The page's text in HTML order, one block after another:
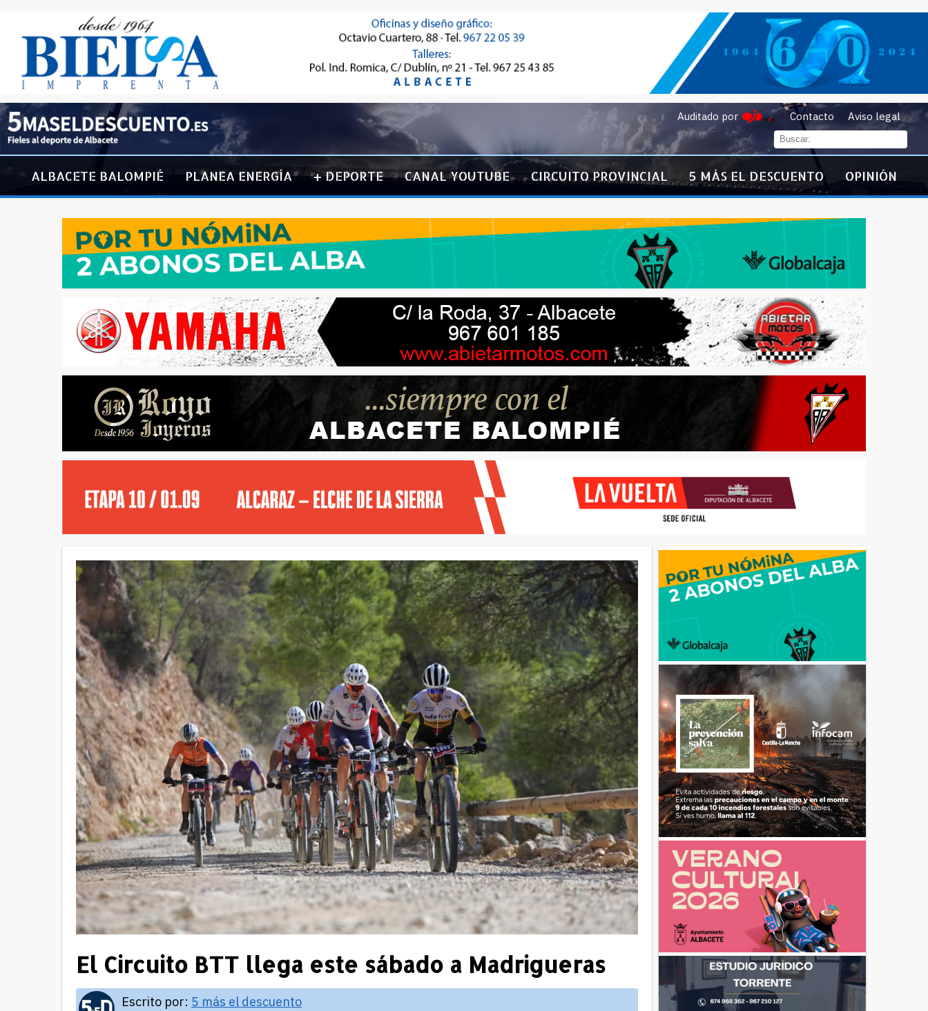
Auditado por Contacto Aviso legal
ALBACETE BALOMPIÉ PLANEA ENERGÍA + DEPORTE CANAL YOUTUBE CIRCUITO PROVINCIAL 5 MÁS EL DESCUENTO OPINIÓN
El Circuito BTT llega este sábado a Madrigueras
Escrito por: 5 más el descuento